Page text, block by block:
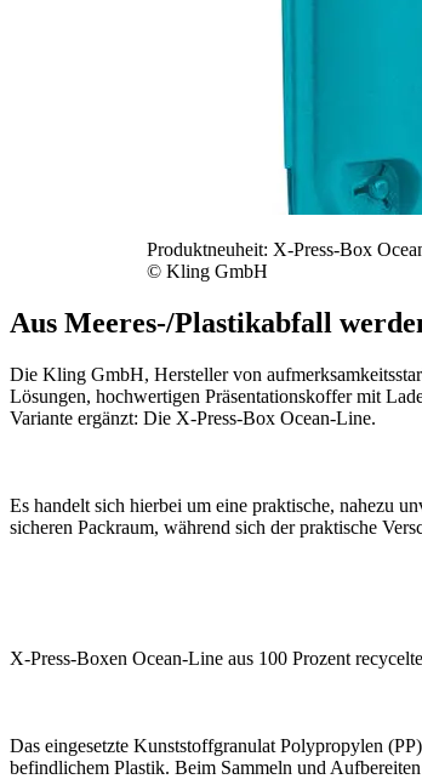
Produktneuheit: X-Press-Box
© Kling GmbH
Aus Meeres-/Plastikabfall
Die Kling GmbH, Hersteller von
Lösungen, hochwertigen Präsentationskoffer mit
Variante ergänzt: Die X-Press-Box Ocean-Line.
Es handelt sich hierbei um eine praktische, nahezu
sicheren Packraum, während sich der praktische
X-Press-Boxen Ocean-Line aus 100 Prozent
Das eingesetzte Kunststoffgranulat Polypropylen
befindlichem Plastik. Beim Sammeln und